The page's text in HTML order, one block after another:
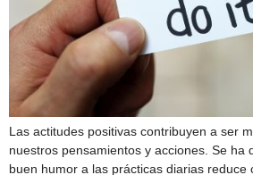
Las actitudes positivas contribuyen a ser
nuestros pensamientos y acciones. Se ha
buen humor a las prácticas diarias reduce